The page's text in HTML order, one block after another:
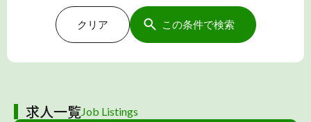
クリア この条件で検索
求人一覧Job Listings